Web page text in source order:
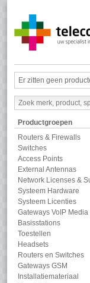
Er zitten geen
Productgroepen
Routers & Firewalls
Switches
Access Points
External Antennas
Network Licenses &
Systeem Hardware
Systeem Licenties
Gateways VoIP Media
Basisstations
Toestellen
Headsets
Routers en Switches
Gateways GSM
Installatiemateriaal